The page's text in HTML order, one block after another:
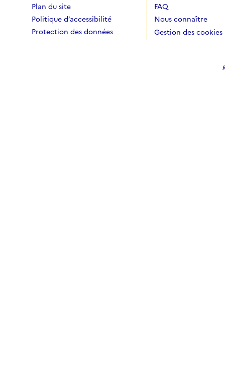
Plan du site
Politique d’accessibilité
Protection des données
FAQ
Nous connaître
Gestion des cookies